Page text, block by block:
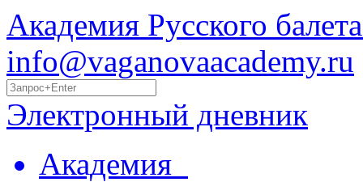
Академия Русского
info@vaganovaacademy.ru
Электронный дневник
Академия